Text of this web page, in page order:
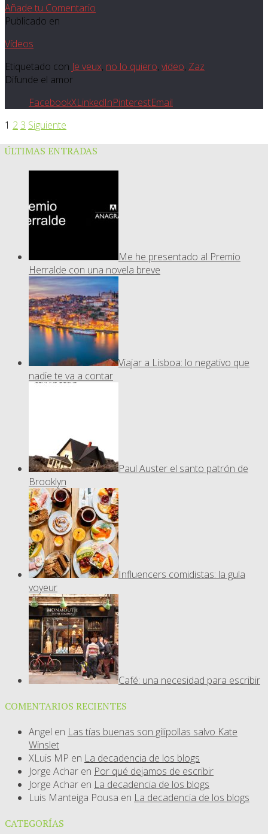
Añade tu Comentario
Publicado en
Vídeos
Etiquetado con Je veux, no lo quiero, video, Zaz
Difunde el amor
FacebookXLinkedInPinterestEmail
1 2 3 Siguiente
ÚLTIMAS ENTRADAS
Me he presentado al Premio
Herralde con una novela breve
Viajar a Lisboa: lo negativo que
nadie te va a contar
Paul Auster el santo patrón de
Brooklyn
Influencers comidistas: la gula
voyeur
Café: una necesidad para escribir
COMENTARIOS RECIENTES
Angel en Las tías buenas son gilipollas salvo Kate
Winslet
XLuis MP en La decadencia de los blogs
Jorge Achar en Por qué dejamos de escribir
Jorge Achar en La decadencia de los blogs
Luis Manteiga Pousa en La decadencia de los blogs
CATEGORÍAS